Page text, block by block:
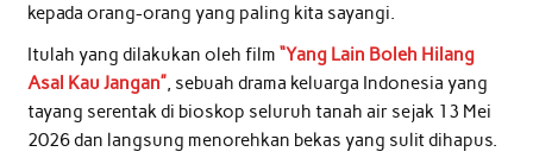
kepada orang-orang yang paling kita sayangi.
Itulah yang dilakukan oleh film “Yang Lain Boleh Hilang
Asal Kau Jangan”, sebuah drama keluarga Indonesia yang
tayang serentak di bioskop seluruh tanah air sejak 13 Mei
2026 dan langsung menorehkan bekas yang sulit dihapus.